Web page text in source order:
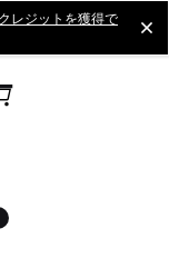
レジットを獲得で